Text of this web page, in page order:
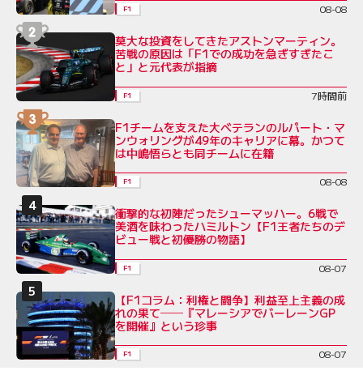
F1 08-08
莫大な投資をしてきたアストンマーティン。
苦戦の原因は「F1での成功を急ぎすぎたこ
と」と元代表が指摘
F1 7時間前
F1チームを支えた大ベテランのルパート・マ
ンウォリングが49年のキャリアに幕。かつて
は中嶋悟らとも同チームに在籍
F1 08-08
衝撃的な初陣だったシューマッハー。6戦で
美酒を味わったハミルトン【F1王者たちのデ
ビュー戦と初優勝の物語】
F1 08-07
【F1コラム：利権と闘争】利益至上主義の成
れの果て──『マレーシアでバーレーンGP
を開催』という珍事
F1 08-07